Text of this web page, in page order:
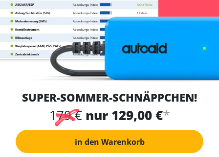
SUPER-SOMMER-SCHNÄPPCHEN!
179 € nur 129,00 €*
in den Warenkorb